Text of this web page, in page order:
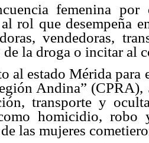
femenina por
rol que desempeña
vendedoras,
de la droga o incitar al
al estado Mérida
Andina”
transporte y
homicidio, robo
las mujeres